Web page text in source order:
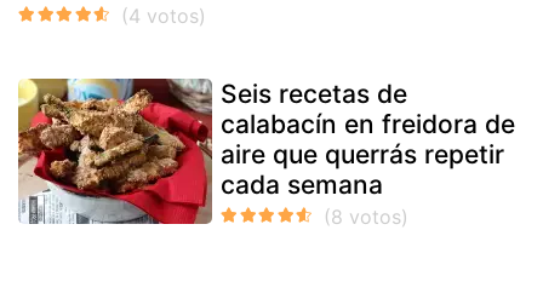
Seis recetas de
calabacín en freidora de
aire que querrás repetir
cada semana